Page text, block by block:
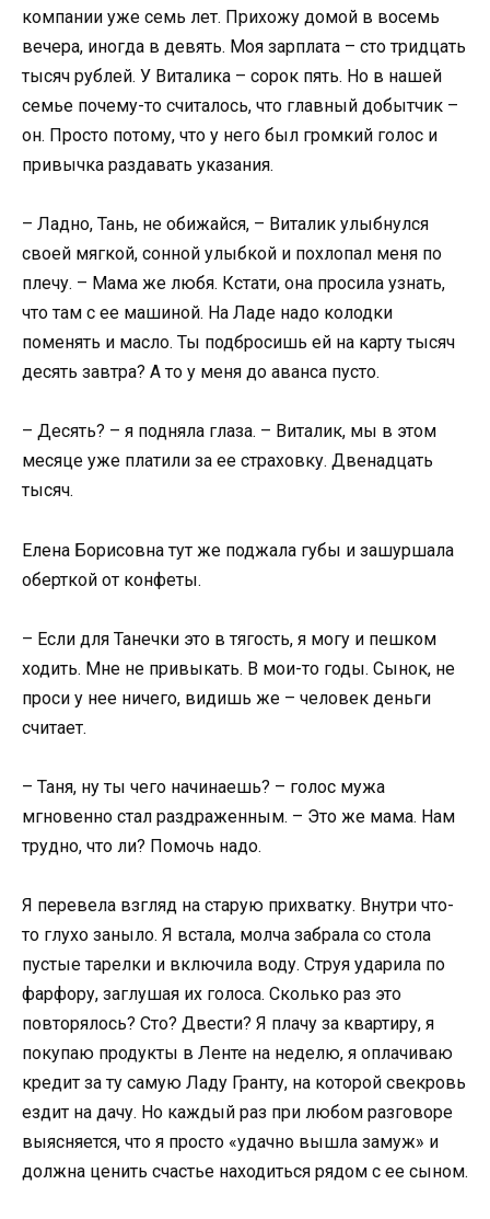
компании уже семь лет. Прихожу домой в восемь
вечера, иногда в девять. Моя зарплата – сто тридцать
тысяч рублей. У Виталика – сорок пять. Но в нашей
семье почему-то считалось, что главный добытчик –
он. Просто потому, что у него был громкий голос и
привычка раздавать указания.
– Ладно, Тань, не обижайся, – Виталик улыбнулся
своей мягкой, сонной улыбкой и похлопал меня по
плечу. – Мама же любя. Кстати, она просила узнать,
что там с ее машиной. На Ладе надо колодки
поменять и масло. Ты подбросишь ей на карту тысяч
десять завтра? А то у меня до аванса пусто.
– Десять? – я подняла глаза. – Виталик, мы в этом
месяце уже платили за ее страховку. Двенадцать
тысяч.
Елена Борисовна тут же поджала губы и зашуршала
оберткой от конфеты.
– Если для Танечки это в тягость, я могу и пешком
ходить. Мне не привыкать. В мои-то годы. Сынок, не
проси у нее ничего, видишь же – человек деньги
считает.
– Таня, ну ты чего начинаешь? – голос мужа
мгновенно стал раздраженным. – Это же мама. Нам
трудно, что ли? Помочь надо.
Я перевела взгляд на старую прихватку. Внутри что-
то глухо заныло. Я встала, молча забрала со стола
пустые тарелки и включила воду. Струя ударила по
фарфору, заглушая их голоса. Сколько раз это
повторялось? Сто? Двести? Я плачу за квартиру, я
покупаю продукты в Ленте на неделю, я оплачиваю
кредит за ту самую Ладу Гранту, на которой свекровь
ездит на дачу. Но каждый раз при любом разговоре
выясняется, что я просто «удачно вышла замуж» и
должна ценить счастье находиться рядом с ее сыном.